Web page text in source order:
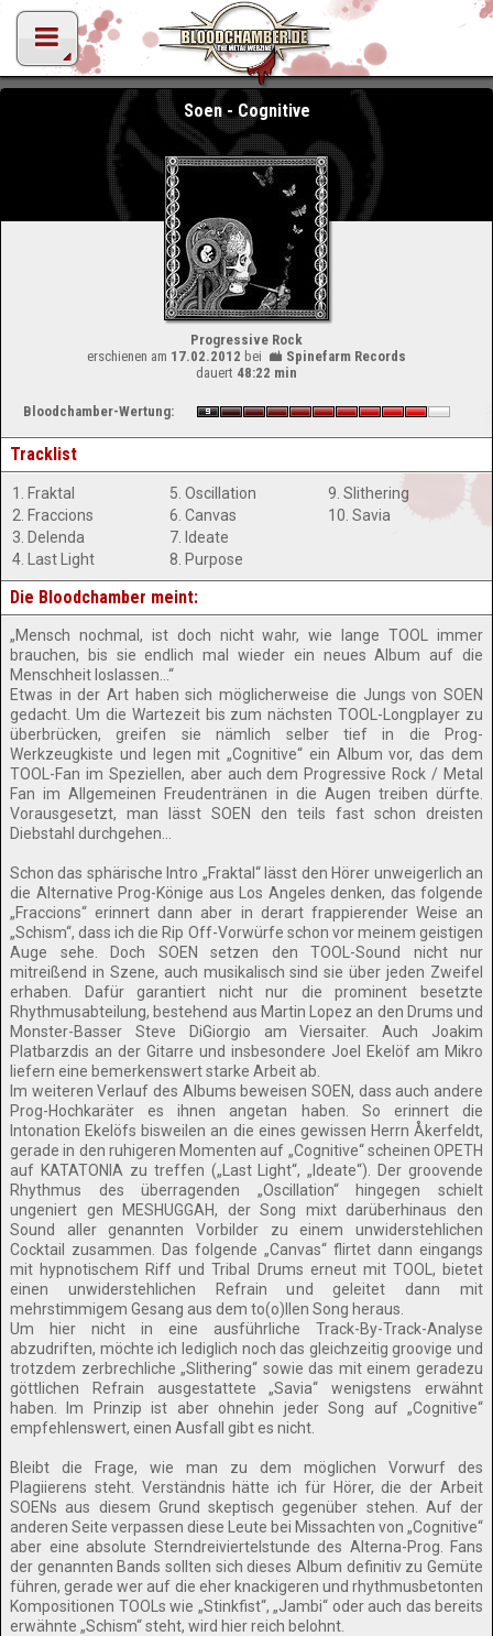
Soen - Cognitive
Progressive Rock
erschienen am 17.02.2012 bei
Spinefarm Records
dauert 48:22 min
Bloodchamber-Wertung:
Tracklist
1. Fraktal
2. Fraccions
3. Delenda
4. Last Light
5. Oscillation
6. Canvas
7. Ideate
8. Purpose
9. Slithering
10. Savia
Die Bloodchamber meint:
„Mensch nochmal, ist doch nicht wahr, wie lange TOOL immer
brauchen, bis sie endlich mal wieder ein neues Album auf die
Menschheit loslassen…“
Etwas in der Art haben sich möglicherweise die Jungs von SOEN
gedacht. Um die Wartezeit bis zum nächsten TOOL-Longplayer zu
überbrücken, greifen sie nämlich selber tief in die Prog-
Werkzeugkiste und legen mit „Cognitive“ ein Album vor, das dem
TOOL-Fan im Speziellen, aber auch dem Progressive Rock / Metal
Fan im Allgemeinen Freudentränen in die Augen treiben dürfte.
Vorausgesetzt, man lässt SOEN den teils fast schon dreisten
Diebstahl durchgehen…
Schon das sphärische Intro „Fraktal“ lässt den Hörer unweigerlich an
die Alternative Prog-Könige aus Los Angeles denken, das folgende
„Fraccions“ erinnert dann aber in derart frappierender Weise an
„Schism“, dass ich die Rip Off-Vorwürfe schon vor meinem geistigen
Auge sehe. Doch SOEN setzen den TOOL-Sound nicht nur
mitreißend in Szene, auch musikalisch sind sie über jeden Zweifel
erhaben. Dafür garantiert nicht nur die prominent besetzte
Rhythmusabteilung, bestehend aus Martin Lopez an den Drums und
Monster-Basser Steve DiGiorgio am Viersaiter. Auch Joakim
Platbarzdis an der Gitarre und insbesondere Joel Ekelöf am Mikro
liefern eine bemerkenswert starke Arbeit ab.
Im weiteren Verlauf des Albums beweisen SOEN, dass auch andere
Prog-Hochkaräter es ihnen angetan haben. So erinnert die
Intonation Ekelöfs bisweilen an die eines gewissen Herrn Åkerfeldt,
gerade in den ruhigeren Momenten auf „Cognitive“ scheinen OPETH
auf KATATONIA zu treffen („Last Light“, „Ideate“). Der groovende
Rhythmus des überragenden „Oscillation“ hingegen schielt
ungeniert gen MESHUGGAH, der Song mixt darüberhinaus den
Sound aller genannten Vorbilder zu einem unwiderstehlichen
Cocktail zusammen. Das folgende „Canvas“ flirtet dann eingangs
mit hypnotischem Riff und Tribal Drums erneut mit TOOL, bietet
einen unwiderstehlichen Refrain und geleitet dann mit
mehrstimmigem Gesang aus dem to(o)llen Song heraus.
Um hier nicht in eine ausführliche Track-By-Track-Analyse
abzudriften, möchte ich lediglich noch das gleichzeitig groovige und
trotzdem zerbrechliche „Slithering“ sowie das mit einem geradezu
göttlichen Refrain ausgestattete „Savia“ wenigstens erwähnt
haben. Im Prinzip ist aber ohnehin jeder Song auf „Cognitive“
empfehlenswert, einen Ausfall gibt es nicht.
Bleibt die Frage, wie man zu dem möglichen Vorwurf des
Plagiierens steht. Verständnis hätte ich für Hörer, die der Arbeit
SOENs aus diesem Grund skeptisch gegenüber stehen. Auf der
anderen Seite verpassen diese Leute bei Missachten von „Cognitive“
aber eine absolute Sterndreiviertelstunde des Alterna-Prog. Fans
der genannten Bands sollten sich dieses Album definitiv zu Gemüte
führen, gerade wer auf die eher knackigeren und rhythmusbetonten
Kompositionen TOOLs wie „Stinkfist“, „Jambi“ oder auch das bereits
erwähnte „Schism“ steht, wird hier reich belohnt.